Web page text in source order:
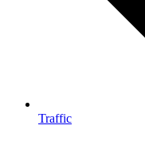
Traffic